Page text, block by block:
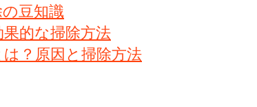
豆知識
的な掃除方法
？原因と掃除方法